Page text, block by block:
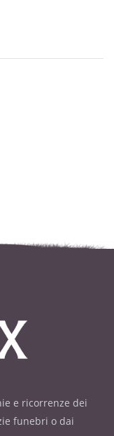
e ricorrenze dei
funebri o dai